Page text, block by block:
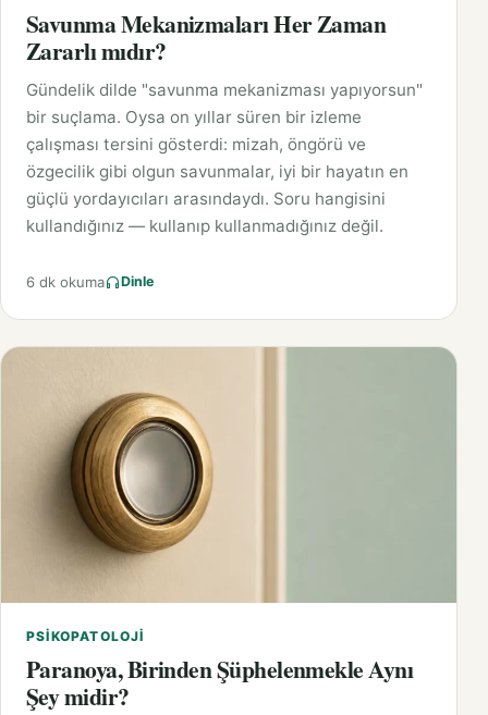
Savunma Mekanizmaları Her Zaman
Zararlı mıdır?
Gündelik dilde "savunma mekanizması yapıyorsun"
bir suçlama. Oysa on yıllar süren bir izleme
çalışması tersini gösterdi: mizah, öngörü ve
özgecilik gibi olgun savunmalar, iyi bir hayatın en
güçlü yordayıcıları arasındaydı. Soru hangisini
kullandığınız — kullanıp kullanmadığınız değil.
6 dk okuma Dinle
PSIKOPATOLOJI
Paranoya, Birinden Şüphelenmekle Aynı
Şey midir?